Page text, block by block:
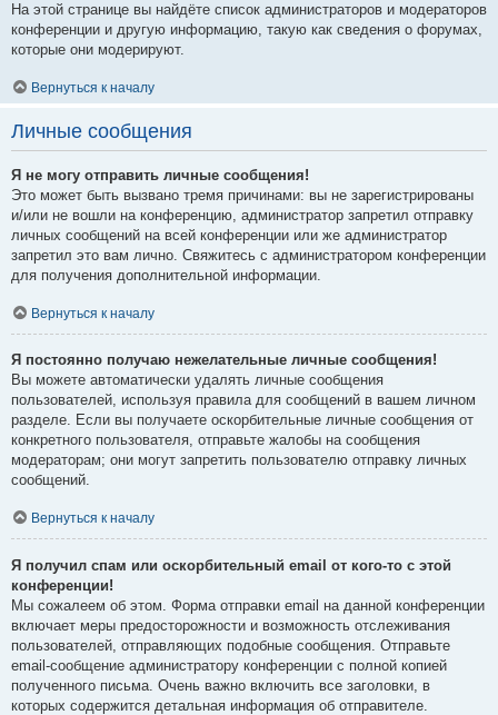
На этой странице вы найдёте список администраторов и модераторов
конференции и другую информацию, такую как сведения о форумах,
которые они модерируют.
Вернуться к началу
Личные сообщения
Я не могу отправить личные сообщения!
Это может быть вызвано тремя причинами: вы не зарегистрированы
и/или не вошли на конференцию, администратор запретил отправку
личных сообщений на всей конференции или же администратор
запретил это вам лично. Свяжитесь с администратором конференции
для получения дополнительной информации.
Вернуться к началу
Я постоянно получаю нежелательные личные сообщения!
Вы можете автоматически удалять личные сообщения
пользователей, используя правила для сообщений в вашем личном
разделе. Если вы получаете оскорбительные личные сообщения от
конкретного пользователя, отправьте жалобы на сообщения
модераторам; они могут запретить пользователю отправку личных
сообщений.
Вернуться к началу
Я получил спам или оскорбительный email от кого-то с этой
конференции!
Мы сожалеем об этом. Форма отправки email на данной конференции
включает меры предосторожности и возможность отслеживания
пользователей, отправляющих подобные сообщения. Отправьте
email-сообщение администратору конференции с полной копией
полученного письма. Очень важно включить все заголовки, в
которых содержится детальная информация об отправителе.